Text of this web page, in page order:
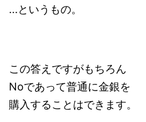
...というもの。
この答えですがもちろん
Noであって普通に金銀を
購入することはできます。